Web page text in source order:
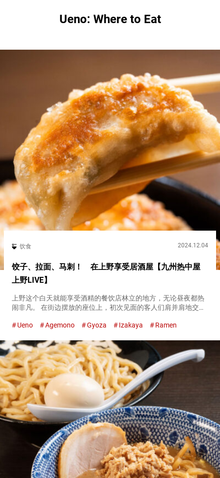
Ueno: Where to Eat
饮食 2024.12.04
饺子、拉面、马刺！ 在上野享受居酒屋【九州热中屋
上野LIVE】
上野这个白天就能享受酒精的餐饮店林立的地方，无论昼夜都热
闹非凡。 在街边摆放的座位上，初次见面的客人们肩并肩地交流
精和餐食的『小酒馆（Izakaya）』，上野绝对是完美的选择。
Ueno Agemono Gyoza Izakaya Ramen